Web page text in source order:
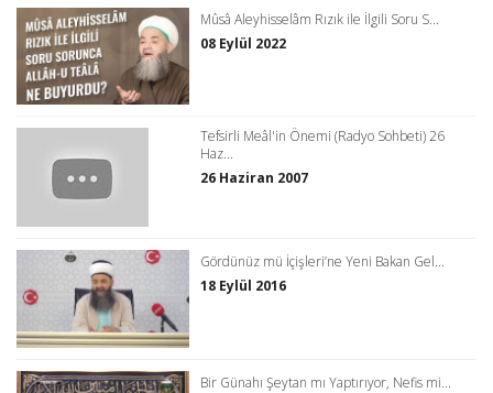
Mûsâ Aleyhisselâm Rızık ile İlgili Soru S...
08 Eylül 2022
Tefsirli Meâl'in Önemi (Radyo Sohbeti) 26
Haz...
26 Haziran 2007
Gördünüz mü İçişleri’ne Yeni Bakan Gel...
18 Eylül 2016
Bir Günahı Şeytan mı Yaptırıyor, Nefis mi...